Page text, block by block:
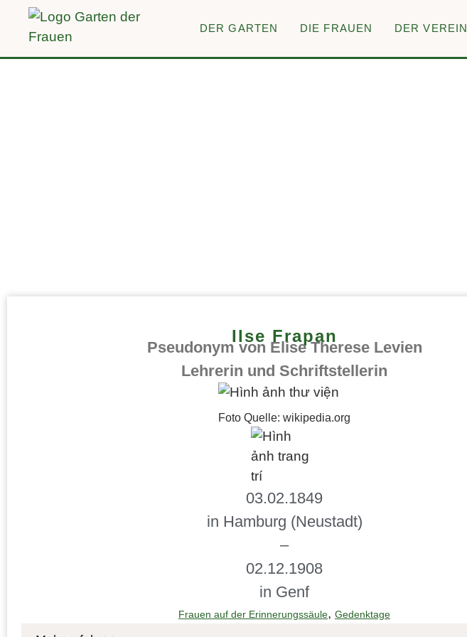
DER GARTEN DIE FRAUEN DER VEREIN
Ilse Frapan
Pseudonym von Elise Therese Levien
Lehrerin und Schriftstellerin
Foto Quelle: wikipedia.org
03.02.1849
in Hamburg (Neustadt)
–
02.12.1908
in Genf
Frauen auf der Erinnerungssäule, Gedenktage